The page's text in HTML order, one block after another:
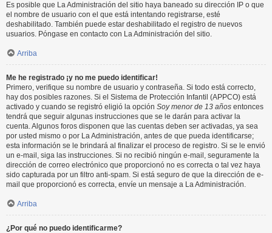
Es posible que La Administración del sitio haya baneado su dirección IP o que
el nombre de usuario con el que está intentando registrarse, esté
deshabilitado. También puede estar deshabilitado el registro de nuevos
usuarios. Póngase en contacto con La Administración del sitio.
Arriba
Me he registrado ¡y no me puedo identificar!
Primero, verifique su nombre de usuario y contraseña. Si todo está correcto,
hay dos posibles razones. Si el Sistema de Protección Infantil (APPCO) está
activado y cuando se registró eligió la opción Soy menor de 13 años entonces
tendrá que seguir algunas instrucciones que se le darán para activar la
cuenta. Algunos foros disponen que las cuentas deben ser activadas, ya sea
por usted mismo o por La Administración, antes de que pueda identificarse;
esta información se le brindará al finalizar el proceso de registro. Si se le envió
un e-mail, siga las instrucciones. Si no recibió ningún e-mail, seguramente la
dirección de correo electrónico que proporcionó no es correcta o tal vez haya
sido capturada por un filtro anti-spam. Si está seguro de que la dirección de e-
mail que proporcionó es correcta, envíe un mensaje a La Administración.
Arriba
¿Por qué no puedo identificarme?